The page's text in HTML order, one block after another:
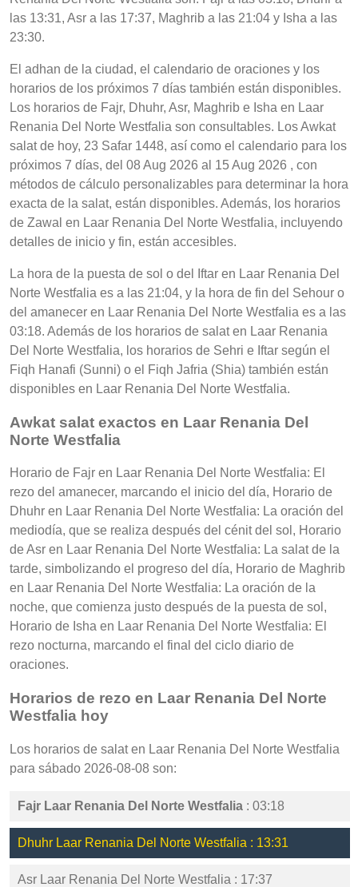
las 13:31, Asr a las 17:37, Maghrib a las 21:04 y Isha a las
23:30.
El adhan de la ciudad, el calendario de oraciones y los
horarios de los próximos 7 días también están disponibles.
Los horarios de Fajr, Dhuhr, Asr, Maghrib e Isha en Laar
Renania Del Norte Westfalia son consultables. Los Awkat
salat de hoy, 23 Safar 1448, así como el calendario para los
próximos 7 días, del 08 Aug 2026 al 15 Aug 2026 , con
métodos de cálculo personalizables para determinar la hora
exacta de la salat, están disponibles. Además, los horarios
de Zawal en Laar Renania Del Norte Westfalia, incluyendo
detalles de inicio y fin, están accesibles.
La hora de la puesta de sol o del Iftar en Laar Renania Del
Norte Westfalia es a las 21:04, y la hora de fin del Sehour o
del amanecer en Laar Renania Del Norte Westfalia es a las
03:18. Además de los horarios de salat en Laar Renania
Del Norte Westfalia, los horarios de Sehri e Iftar según el
Fiqh Hanafi (Sunni) o el Fiqh Jafria (Shia) también están
disponibles en Laar Renania Del Norte Westfalia.
Awkat salat exactos en Laar Renania Del
Norte Westfalia
Horario de Fajr en Laar Renania Del Norte Westfalia: El
rezo del amanecer, marcando el inicio del día, Horario de
Dhuhr en Laar Renania Del Norte Westfalia: La oración del
mediodía, que se realiza después del cénit del sol, Horario
de Asr en Laar Renania Del Norte Westfalia: La salat de la
tarde, simbolizando el progreso del día, Horario de Maghrib
en Laar Renania Del Norte Westfalia: La oración de la
noche, que comienza justo después de la puesta de sol,
Horario de Isha en Laar Renania Del Norte Westfalia: El
rezo nocturna, marcando el final del ciclo diario de
oraciones.
Horarios de rezo en Laar Renania Del Norte
Westfalia hoy
Los horarios de salat en Laar Renania Del Norte Westfalia
para sábado 2026-08-08 son:
Fajr Laar Renania Del Norte Westfalia : 03:18
Dhuhr Laar Renania Del Norte Westfalia : 13:31
Asr Laar Renania Del Norte Westfalia : 17:37